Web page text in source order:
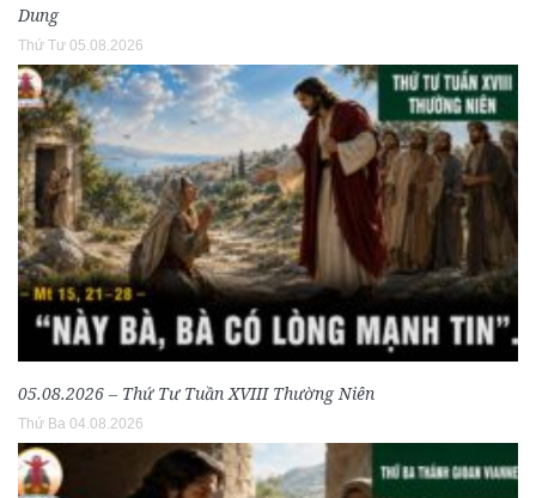
Dung
Thứ Tư 05.08.2026
05.08.2026 – Thứ Tư Tuần XVIII Thường Niên
Thứ Ba 04.08.2026